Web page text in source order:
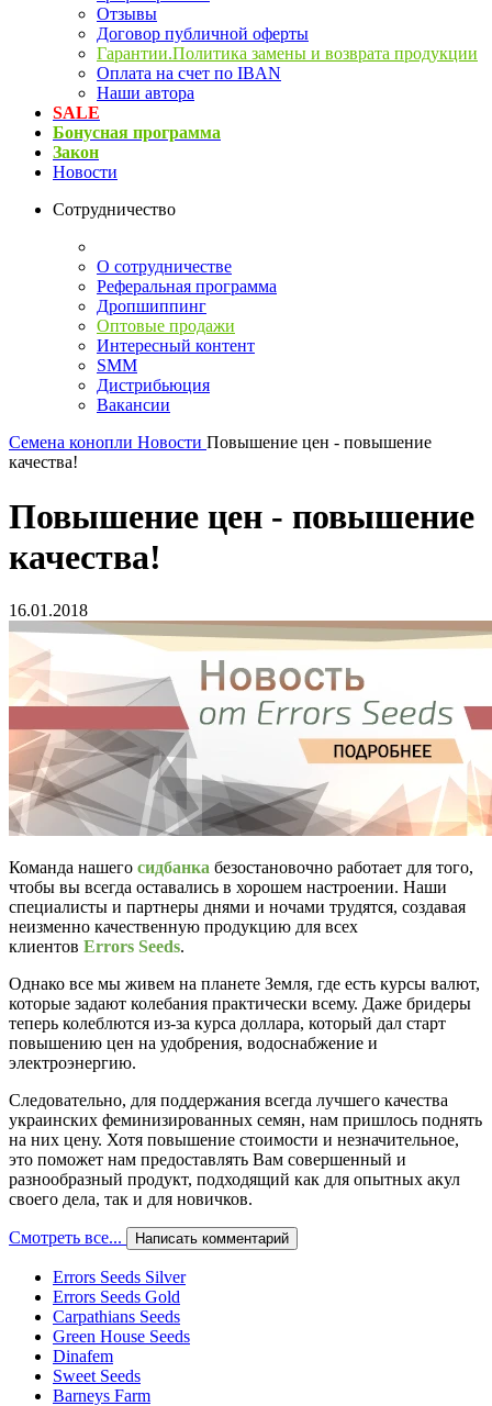
Отзывы
Договор публичной оферты
Гарантии.Политика замены и возврата продукции
Оплата на счет по IBAN
Наши автора
SALE
Бонусная программа
Закон
Новости
Сотрудничество
О сотрудничестве
Реферальная программа
Дропшиппинг
Оптовые продажи
Интересный контент
SMM
Дистрибьюция
Вакансии
Семена конопли Новости Повышение цен - повышение
качества!
Повышение цен - повышение
качества!
16.01.2018
Команда нашего сидбанка безостановочно работает для того,
чтобы вы всегда оставались в хорошем настроении. Наши
специалисты и партнеры днями и ночами трудятся, создавая
неизменно качественную продукцию для всех
клиентов Errors Seeds.
Однако все мы живем на планете Земля, где есть курсы валют,
которые задают колебания практически всему. Даже бридеры
теперь колеблются из-за курса доллара, который дал старт
повышению цен на удобрения, водоснабжение и
электроэнергию.
Следовательно, для поддержания всегда лучшего качества
украинских феминизированных семян, нам пришлось поднять
на них цену. Хотя повышение стоимости и незначительное,
это поможет нам предоставлять Вам совершенный и
разнообразный продукт, подходящий как для опытных акул
своего дела, так и для новичков.
Смотреть все... Написать комментарий
Errors Seeds Silver
Errors Seeds Gold
Carpathians Seeds
Green House Seeds
Dinafem
Sweet Seeds
Barneys Farm